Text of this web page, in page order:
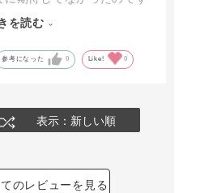
思いました。
を読む
参考になった 0 Like! 0
表示：新しい順
のレビューを見る